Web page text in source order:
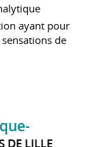
ayant pour
de
DE LILLE